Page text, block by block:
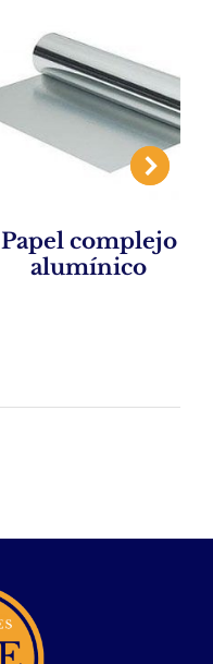
Papel complejo
alumínico